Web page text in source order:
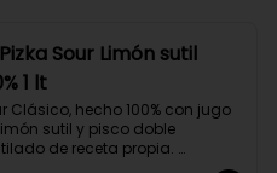
del Valle del Elqui.
Sour Limón sutil
1 lt
Clásico, hecho 100% con jugo
sutil y pisco doble
de receta propia.
en el corazón del Valle